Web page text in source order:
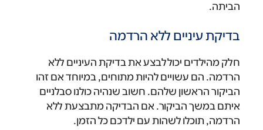
הביתה.
בדיקת עיניים ללא הרדמה
חלק מהילדים יכול לבצע את בדיקת העיניים ללא
הרדמה. הם עשויים להיות מתוחים, במיוחד אם זהו
הביקור הראשון שלהם. חשוב שנהיה כולנו סבלניים
איתם במשך הביקור. אם הבדיקה מתבצעת ללא
הרדמה, תוכלו לשהות עם ילדכם כל הזמן.